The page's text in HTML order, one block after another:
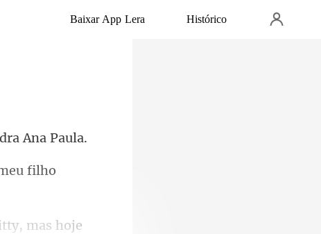
Baixar App Lera Histórico
mas hoje